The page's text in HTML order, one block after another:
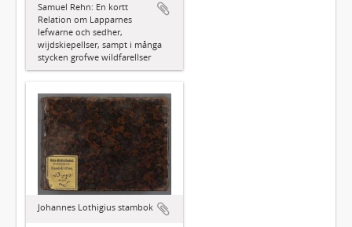
Samuel Rehn: En kortt
Relation om Lapparnes
lefwarne och sedher,
wijdskiepellser, sampt i många
stycken grofwe wildfarellser
Johannes Lothigius stambok